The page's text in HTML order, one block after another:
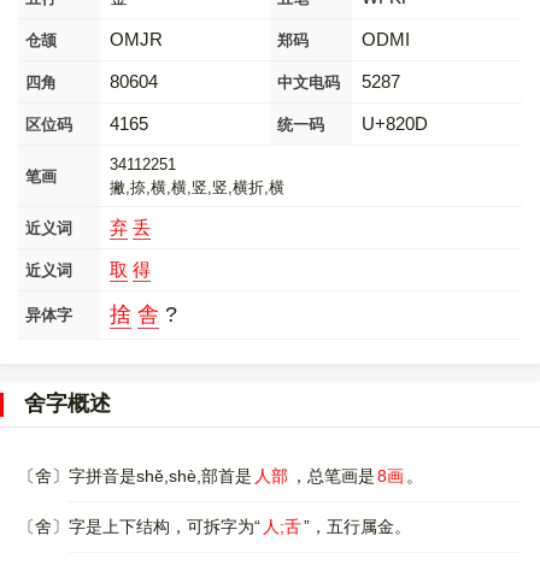
仓颉 OMJR 郑码 ODMI
四角 80604 中文电码 5287
区位码 4165 统一码 U+820D
笔画
34112251
撇,捺,横,横,竖,竖,横折,横
近义词 弃 丢
近义词 取 得
异体字 捨 舎 ?
舍字概述
〔舍〕字拼音是shě,shè,部首是 人部 ，总笔画是8画 。
〔舍〕字是上下结构，可拆字为“ 人;舌”，五行属金。